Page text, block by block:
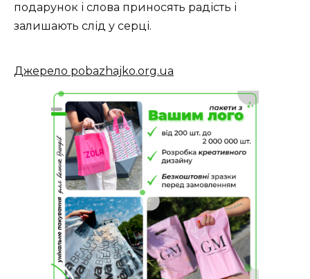
подарунок і слова приносять радість і
залишають слід у серці.
Джерело pobazhajko.org.ua